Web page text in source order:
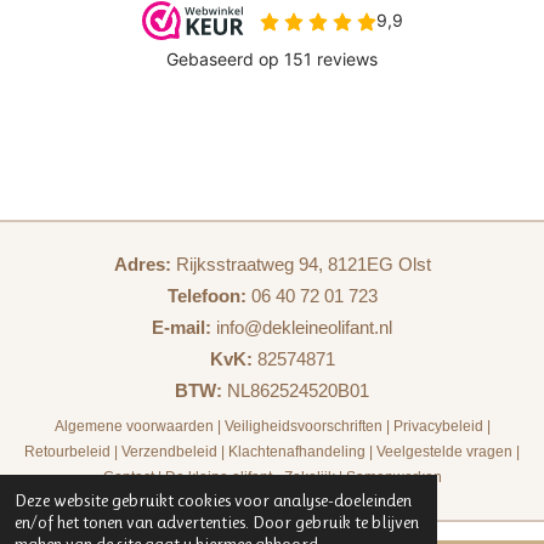
Deze website gebruikt cookies voor analyse-doeleinden
en/of het tonen van advertenties. Door gebruik te blijven
Adres: Rijksstraatweg 94, 8121EG Olst
Telefoon: 06 40 72 01 723
E-mail: info@dekleineolifant.nl
KvK: 82574871
BTW: NL862524520B01
Algemene voorwaarden Veiligheidsvoorschriften Privacybeleid
Retourbeleid
Verzendbeleid Klachtenafhandeling Veelgestelde vragen
Contact|De kleine olifant - Zakelijk|Samenwerken